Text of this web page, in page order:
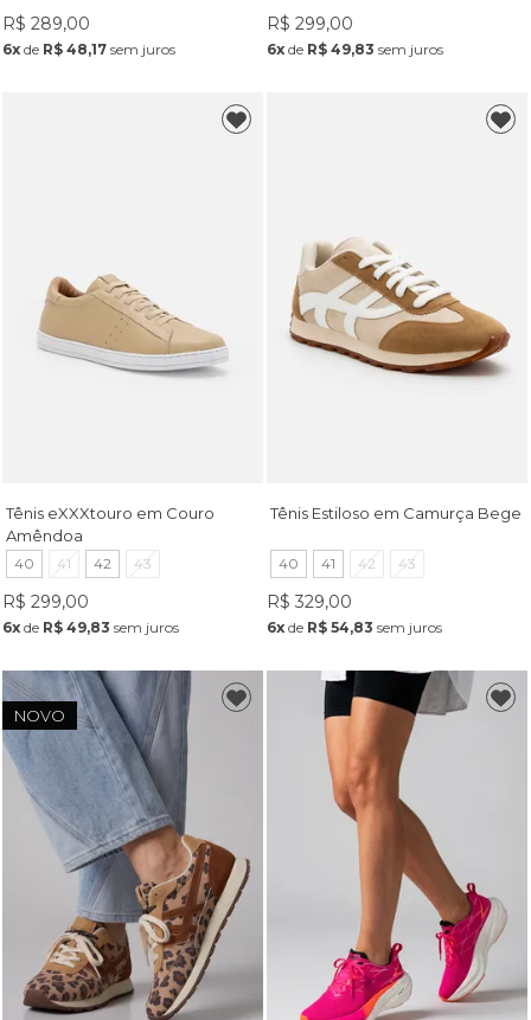
R$ 289,00
6xde R$ 48,17sem juros
R$ 299,00
6x de R$ 49,83 sem juros
Tênis eXXXtouro em Couro
Amêndoa
40 41 42 43
R$ 299,00
6xde R$ 49,83 sem juros
Tênis Estiloso em Camurça Bege
40 41 42 43
R$ 329,00
6x de R$ 54,83 sem juros
NOVO